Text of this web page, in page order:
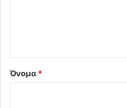
Όνομα *